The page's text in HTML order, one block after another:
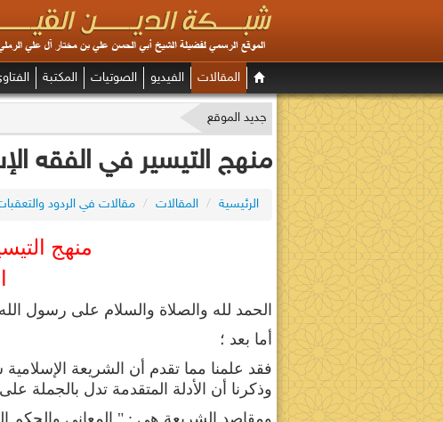
المقالات الفيديو الصوتيات المكتبة
جديد الموقع
منهج التيسير في الفقه
الرئيسية / المقالات / مقالات في الردود
منهج
الحمد لله والصلاة والسلام على رسول
أما بعد ؛
فقد علمنا مما تقدم أن الشريعة
وذكرنا أن الأدلة المتقدمة تدل بالجملة
ومقاصد الشريعة هي : " المعاني والحكم